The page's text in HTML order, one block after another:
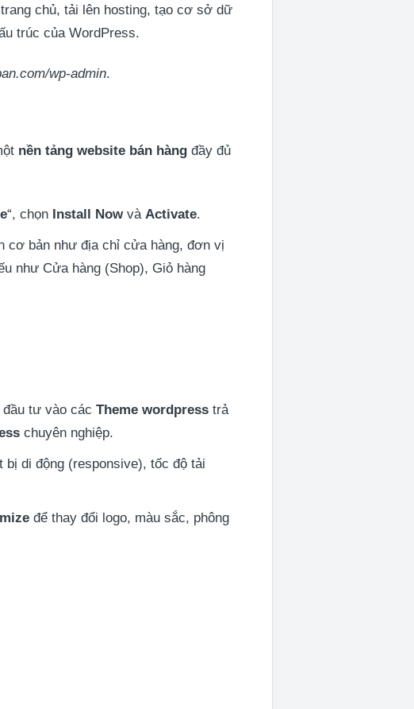
chủ, tải lên hosting, tạo cơ sở dữ
trúc của WordPress.
wp-admin.
nền tảng website bán hàng đầy đủ
“, chọn Install NowvàActivate.
cơ bản như địa chỉ cửa hàng, đơn vị
như Cửa hàng (Shop), Giỏ hàng
đầu tư vào cácTheme wordpress trả
chuyên nghiệp.
di động (responsive), tốc độ tải
để thay đổi logo, màu sắc, phông